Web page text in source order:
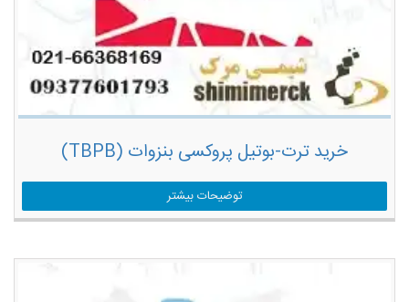
خرید ترت-بوتیل پروکسی بنزوات (TBPB)
توضیحات بیشتر